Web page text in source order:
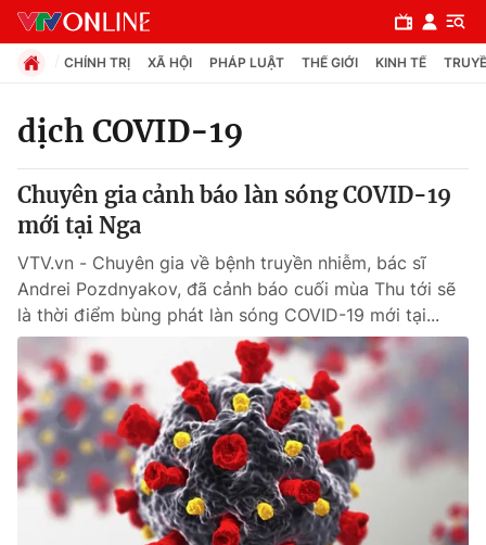
Chuyên mục
Chính trị
Xã hội
Pháp luật
Y tế
Thế giới
Tin tức
CHÍNH TRỊ XÃ HỘI PHÁP LUẬT THẾ GIỚI KINH TẾ
dịch COVID-19
Chuyên gia cảnh báo làn sóng COVID-19
mới tại Nga
VTV.vn - Chuyên gia về bệnh truyền nhiễm, bác sĩ
Andrei Pozdnyakov, đã cảnh báo cuối mùa Thu tới sẽ
là thời điểm bùng phát làn sóng COVID-19 mới tại...